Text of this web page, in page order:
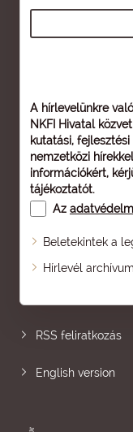
A hírlevelünkre
NKFI Hivatal
kutatási,
nemzetközi
információkért,
tájékoztatót.
Az
Beletekintek a
Hírlevél archívum
Oldaltérkép
RSS feliratkozás
English version